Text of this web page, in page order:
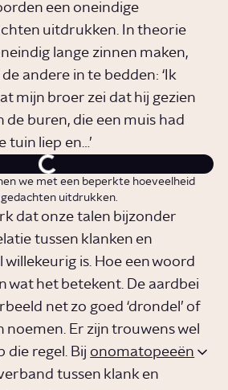
een oneindige
uitdrukken. In theorie
lange zinnen maken,
andere in te bedden: ‘Ik
mijn broer zei dat hij gezien
de buren, die een muis had
tuin liep en…’
we met een beperkte hoeveelheid
uitdrukken.
dat onze talen bijzonder
tussen klanken en
is. Hoe een woord
wat het betekent. De aardbei
net zo goed ‘drondel’ of
noemen. Er zijn trouwens wel
die regel. Bij onomatopeeën
tussen klank en